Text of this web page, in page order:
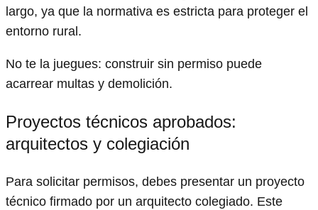
largo, ya que la normativa es estricta para proteger el
entorno rural.
No te la juegues: construir sin permiso puede
acarrear multas y demolición.
Proyectos técnicos aprobados:
arquitectos y colegiación
Para solicitar permisos, debes presentar un proyecto
técnico firmado por un arquitecto colegiado. Este